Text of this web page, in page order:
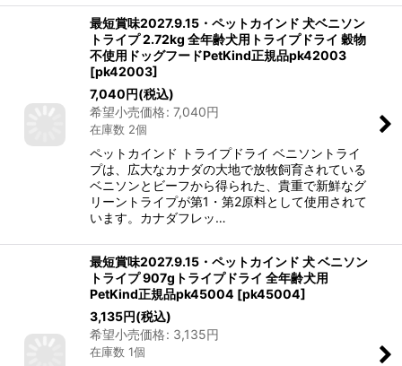
最短賞味2027.9.15・ペットカインド 犬ベニソン
トライプ 2.72kg 全年齢犬用トライプドライ 穀物
不使用ドッグフードPetKind正規品pk42003
[pk42003]
7,040円(税込)
希望小売価格: 7,040円
在庫数 2個
ペットカインド トライプドライ ベニソントライ
プは、広大なカナダの大地で放牧飼育されている
ベニソンとビーフから得られた、貴重で新鮮なグ
リーントライプが第1・第2原料として使用されて
います。カナダフレッ…
最短賞味2027.9.15・ペットカインド 犬 ベニソン
トライプ 907gトライプドライ 全年齢犬用
PetKind正規品pk45004 [pk45004]
3,135円(税込)
希望小売価格: 3,135円
在庫数 1個